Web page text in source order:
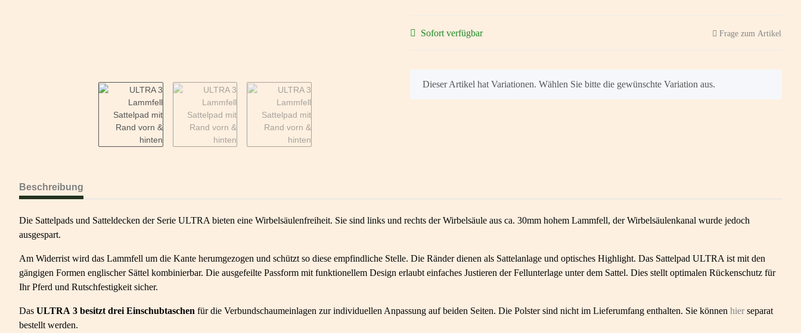
Sofort verfügbar Frage zum Artikel
x
Dieser Artikel hat Variationen. Wählen Sie bitte die gewünschte Variation aus.
Beschreibung
Die Sattelpads und Satteldecken der Serie ULTRA bieten eine Wirbelsäulenfreiheit. Sie sind links und rechts der Wirbelsäule aus ca. 30mm hohem Lammfell, der Wirbelsäulenkanal wurde jedoch
ausgespart.
Am Widerrist wird das Lammfell um die Kante herumgezogen und schützt so diese empfindliche Stelle. Die Ränder dienen als Sattelanlage und optisches Highlight. Das Sattelpad ULTRA ist mit den
gängigen Formen englischer Sättel kombinierbar. Die ausgefeilte Passform mit funktionellem Design erlaubt einfaches Justieren der Fellunterlage unter dem Sattel. Dies stellt optimalen Rückenschutz für
Ihr Pferd und Rutschfestigkeit sicher.
Das ULTRA 3 besitzt drei Einschubtaschen für die Verbundschaumeinlagen zur individuellen Anpassung auf beiden Seiten. Die Polster sind nicht im Lieferumfang enthalten. Sie können hier separat
bestellt werden.